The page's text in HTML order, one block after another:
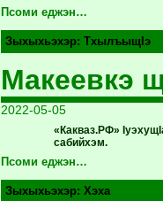
Псоми еджэн…
Зыхыхьэхэр: ТхылъыщIэ
Макеевкэ
2022-05-05
«Какваз.РФ»
сабийхэм.
Псоми еджэн…
Зыхыхьэхэр: Хэха